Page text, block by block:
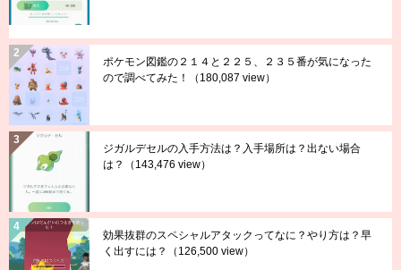
ポケモン図鑑の２１４と２２５、２３５番が気になった
ので調べてみた！
（180,087 view）
ジガルデセルの入手方法は？入手場所は？出ない場合
は？
（143,476 view）
効果抜群のスペシャルアタックってなに？やり方は？早
く出すには？
（126,500 view）